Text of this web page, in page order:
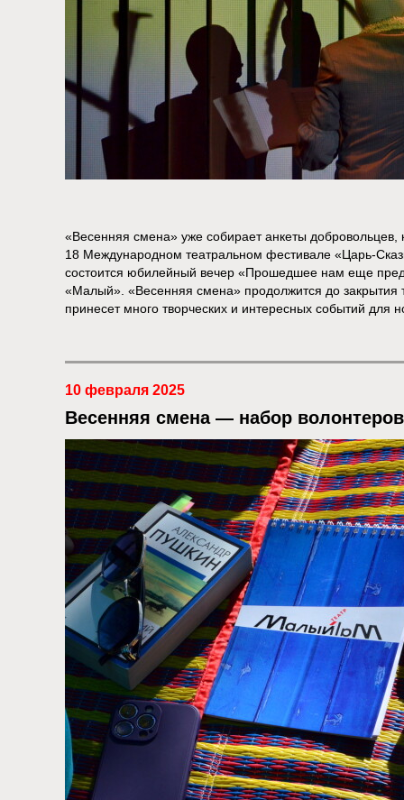
«Весенняя смена» уже собирает анкеты добровольцев,
18 Международном театральном фестивале «Царь-
состоится юбилейный вечер «Прошедшее нам еще
«Малый». «Весенняя смена» продолжится до закрытия
принесет много творческих и интересных событий для
10 февраля 2025
Весенняя смена — набор